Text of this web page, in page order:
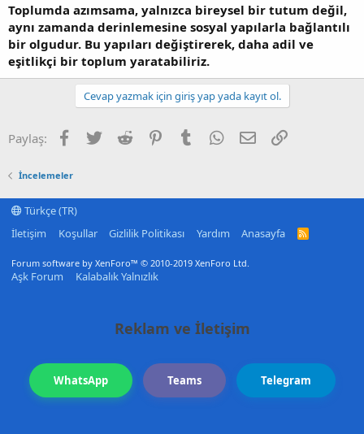
Toplumda azımsama, yalnızca bireysel bir tutum değil,
aynı zamanda derinlemesine sosyal yapılarla bağlantılı
bir olgudur. Bu yapıları değiştirerek, daha adil ve
eşitlikçi bir toplum yaratabiliriz.
Cevap yazmak için giriş yap yada kayıt ol.
Paylaş: Facebook
TwitterReddit PinterestTumblrWhatsApp
E-postaLink
İncelemeler
Türkçe (TR)
İletişim
Koşullar Gizlilik Politikası Yardım Anasayfa
R
Forum software by XenForo™ © 2010-2019 XenForo Ltd.
Aşk Forum Kalabalık Yalnızlık
Reklam ve İletişim
WhatsApp Teams Telegram